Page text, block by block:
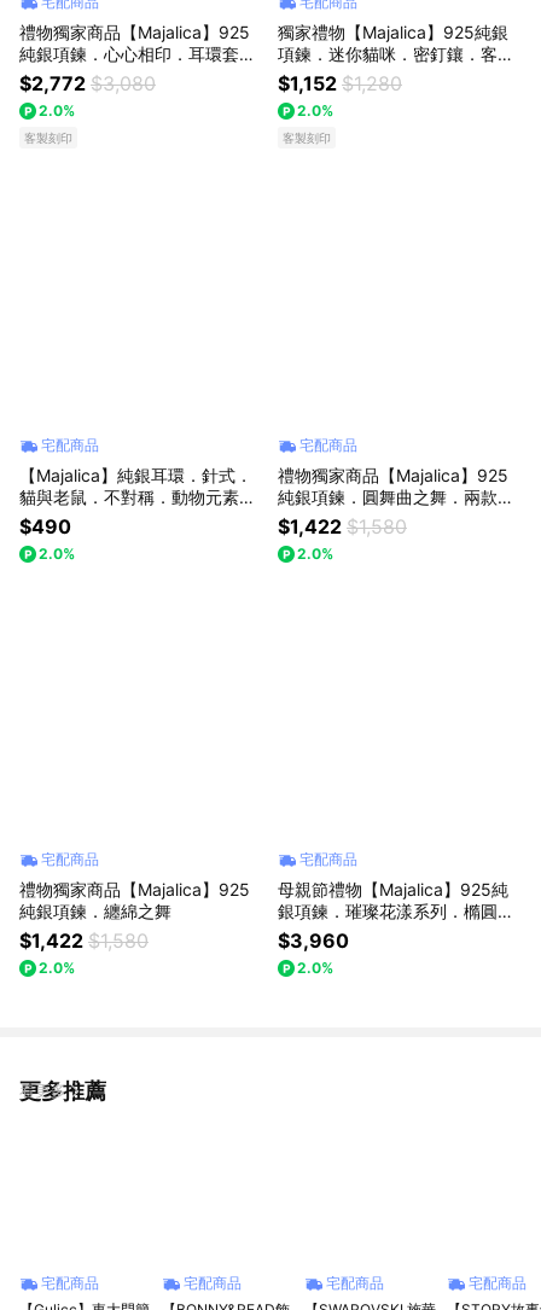
禮物獨家商品【Majalica】925
純銀項鍊．心心相印．耳環套
組．客製刻字
$2,772 $3,080
2.0%
客製刻印
獨家禮物【Majalica】925純銀
項鍊．迷你貓咪．密釘鑲．客製
刻字
$1,152 $1,280
2.0%
客製刻印
宅配商品
【Majalica】純銀耳環．針式．
貓與老鼠．不對稱．動物元素．
無禮盒
$490
2.0%
宅配商品
禮物獨家商品【Majalica】925
純銀項鍊．圓舞曲之舞．兩款任
選
$1,422 $1,580
2.0%
宅配商品
禮物獨家商品【Majalica】925
純銀項鍊．纏綿之舞
$1,422 $1,580
2.0%
宅配商品
母親節禮物【Majalica】925純
銀項鍊．璀璨花漾系列．橢圓
墜．項鍊耳環套組
$3,960
2.0%
更多推薦
看更多
宅配商品
宅配商品
宅配商品
宅配商品